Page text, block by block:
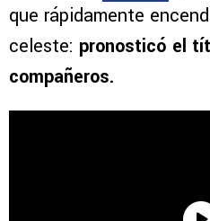
que rápidamente
celeste: pronosticó el
compañeros.